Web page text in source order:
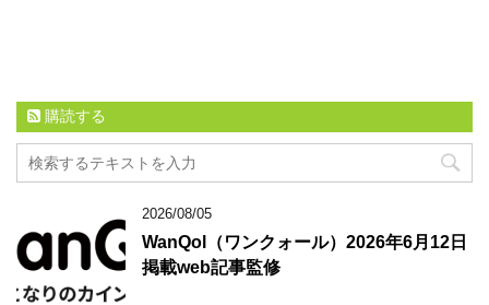
購読する
2026/08/05
WanQol（ワンクォール）2026年6月12日
掲載web記事監修